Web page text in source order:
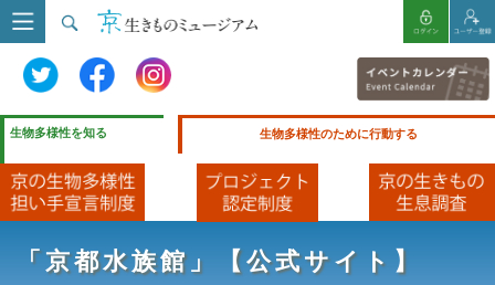
生物多様性を知る 生物多様性のために行動する
「京都水族館」【公式サイト】